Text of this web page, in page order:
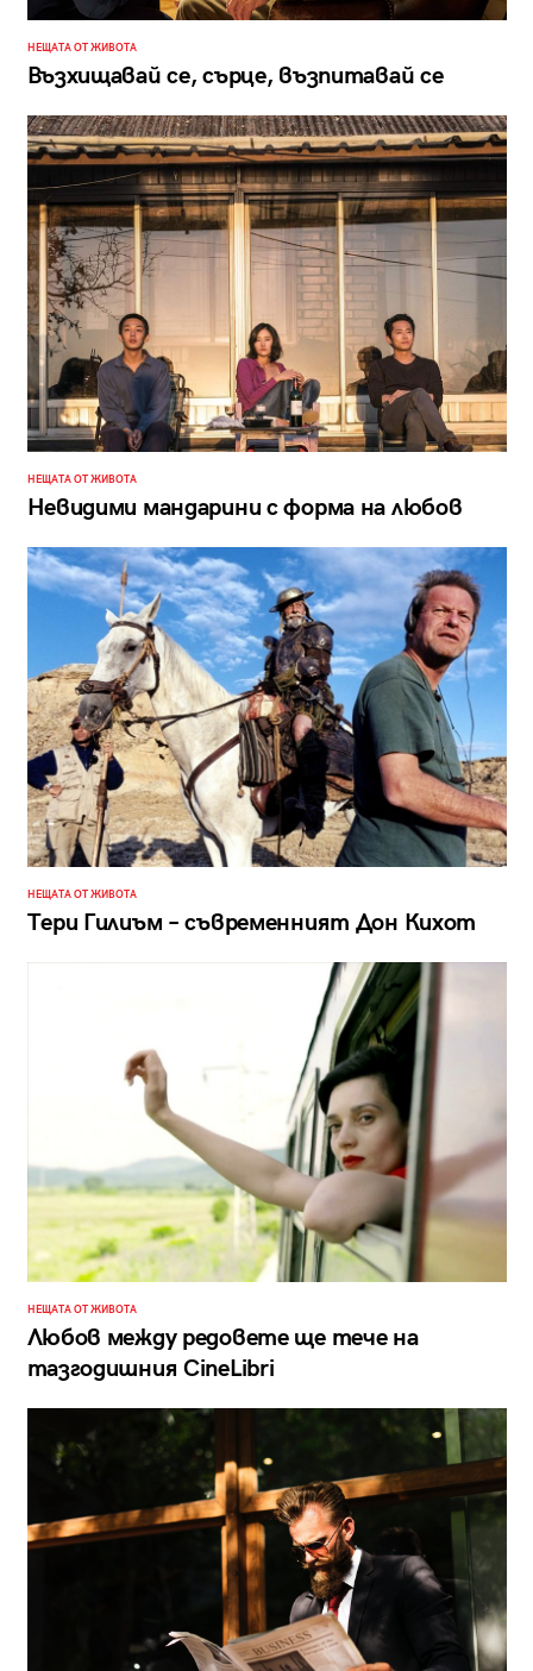
НЕЩАТА ОТ ЖИВОТА
Възхищавай се, сърце, възпитавай се
НЕЩАТА ОТ ЖИВОТА
Невидими мандарини с форма на любов
НЕЩАТА ОТ ЖИВОТА
Тери Гилиъм – съвременният Дон Кихот
НЕЩАТА ОТ ЖИВОТА
Любов между редовете ще тече на
тазгодишния CineLibri